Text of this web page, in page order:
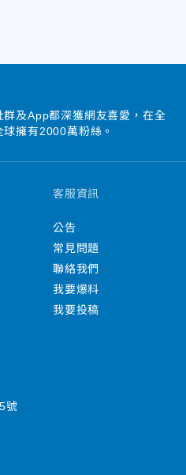
及App都深獲網友喜愛，在全
擁有2000萬粉絲。
客服資訊
公告
常見問題
聯絡我們
我要爆料
我要投稿
號